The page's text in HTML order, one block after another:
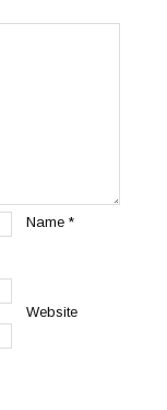
Name*
Website